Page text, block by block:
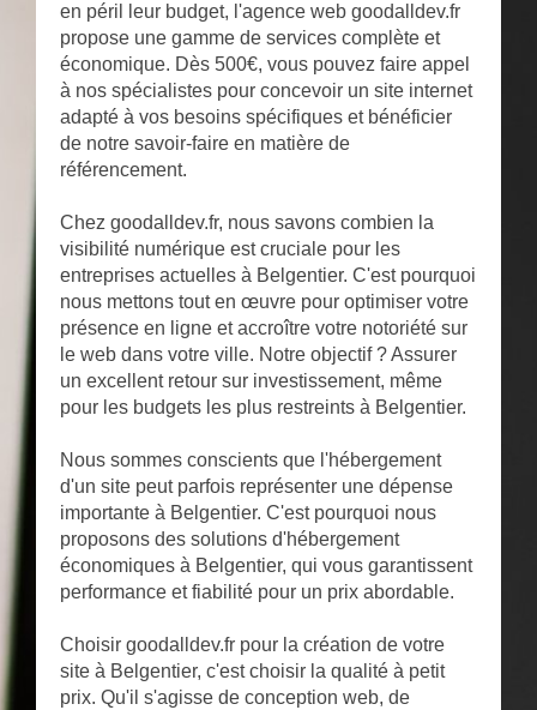
en péril leur budget, l'agence web goodalldev.fr
propose une gamme de services complète et
économique. Dès 500€, vous pouvez faire appel
à nos spécialistes pour concevoir un site internet
adapté à vos besoins spécifiques et bénéficier
de notre savoir-faire en matière de
référencement.
Chez goodalldev.fr, nous savons combien la
visibilité numérique est cruciale pour les
entreprises actuelles à Belgentier. C'est pourquoi
nous mettons tout en œuvre pour optimiser votre
présence en ligne et accroître votre notoriété sur
le web dans votre ville. Notre objectif ? Assurer
un excellent retour sur investissement, même
pour les budgets les plus restreints à Belgentier.
Nous sommes conscients que l'hébergement
d'un site peut parfois représenter une dépense
importante à Belgentier. C'est pourquoi nous
proposons des solutions d'hébergement
économiques à Belgentier, qui vous garantissent
performance et fiabilité pour un prix abordable.
Choisir goodalldev.fr pour la création de votre
site à Belgentier, c'est choisir la qualité à petit
prix. Qu'il s'agisse de conception web, de